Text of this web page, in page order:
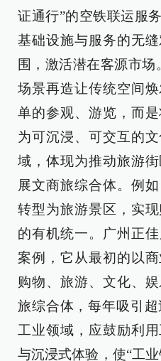
证通行”的空铁联运服
基础设施与服务的无
围，激活潜在客源市场
场景再造让传统空间
单的参观、游览，而
为可沉浸、可交互的
域，体现为推动旅游
展文商旅综合体。例
转型为旅游景区，实
的有机统一。‌广州正
案例，它从最初的以
购物、旅游、文化、
旅综合体，每年吸引
工业领域，应鼓励利
与沉浸式体验，使“工